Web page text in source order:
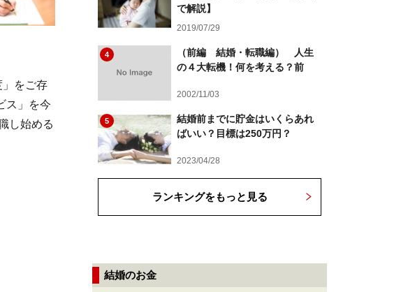
をご存
ス」を今
し始める
で解説】
2019/07/29
4
（前編 結婚・転職編） 人生
の４大転機！何を考える？前
2002/11/03
5
結婚前までに貯金はいくらあれ
ばいい？目標は250万円？
2023/04/28
ランキングをもっと見る
結婚のお金